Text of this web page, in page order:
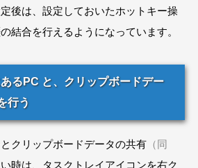
後は、設定しておいたホットキー操
結合を行えるようになっています。
るPC と、クリップボードデー
行う
クリップボードデータの共有 （同
時は、タスクトレイアイコンを右ク